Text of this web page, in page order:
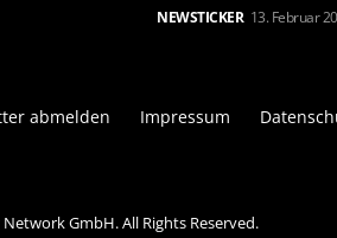
NEWSTICKER 13. Februar
abmelden Impressum
GmbH. All Rights Reserved.